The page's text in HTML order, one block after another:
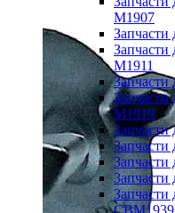
M1907
Запчасти
Запчасти
M1911
Запчасти
Запчасти
M1919
Запчасти
Запчасти
Запчасти
Запчасти
Запчасти
CBM1939